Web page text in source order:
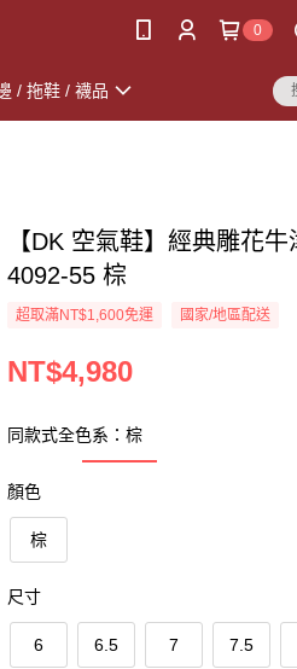
0
/ 拖鞋 / 襪品
【DK 空氣鞋】經典雕花
4092-55 棕
超取滿NT$1,600免運 國家/地區配送
NT$4,980
同款式全色系：棕
顏色
棕
尺寸
6 6.5 7 7.5